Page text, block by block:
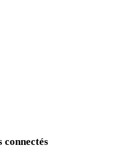
connectés